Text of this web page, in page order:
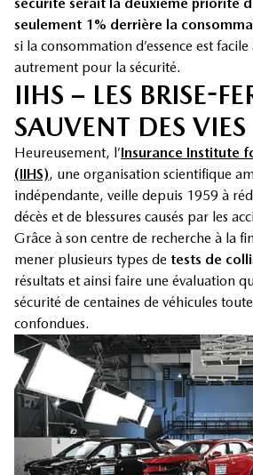
seulement 1% derrière la
si la consommation d’essence est
autrement pour la sécurité.
IIHS – LES BRISE-
SAUVENT DES VIES
Heureusement, l’Insurance Institute
(IIHS), une organisation scientifique
indépendante, veille depuis 1959 à
décès et de blessures causés par les
Grâce à son centre de recherche à la
mener plusieurs types de tests de
résultats et ainsi faire une évaluation
sécurité de centaines de véhicules
confondues.